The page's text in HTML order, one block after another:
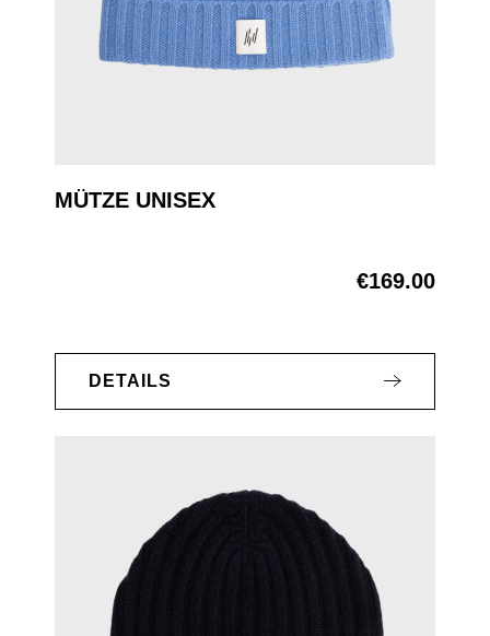
MÜTZE UNISEX
€169.00
DETAILS